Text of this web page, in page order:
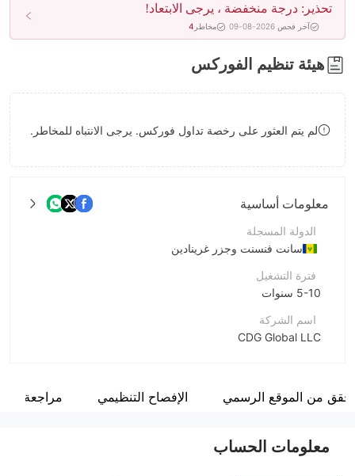
8
9
7
8
9
تحذير: درجة منخفضة ، يرجى الابتعاد!
آخر فحص 2026-08-09 مخاطر 4
هيئة تنظيم الفوركس
لم يتم العثور على رخصة تداول فوركس. يرجى الانتباه للمخاطر.
معلومات أساسية
الدولة المسجلة
سانت فنسنت وجزر غرينادين
فترة التشغيل
5-10 سنوات
اسم الشركة
CDG Global LLC
موظفو الشركة
من الموقع الرسمي الإفصاح التنظيمي مراجعة
معلومات الحساب